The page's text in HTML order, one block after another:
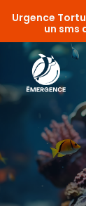
Urgence
un sms